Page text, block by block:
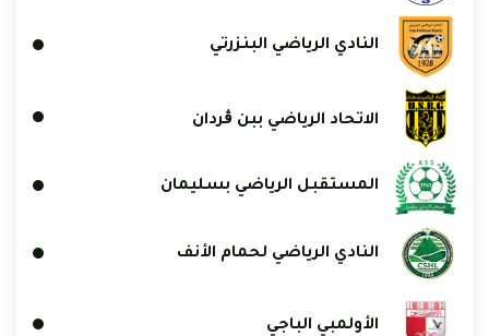
النادي الرياضي البنزرتي
الاتحاد الرياضي ببن ڨردان
المستقبل الرياضي بسليمان
النادي الرياضي لحمام الأنف
الأولمبي الباجي